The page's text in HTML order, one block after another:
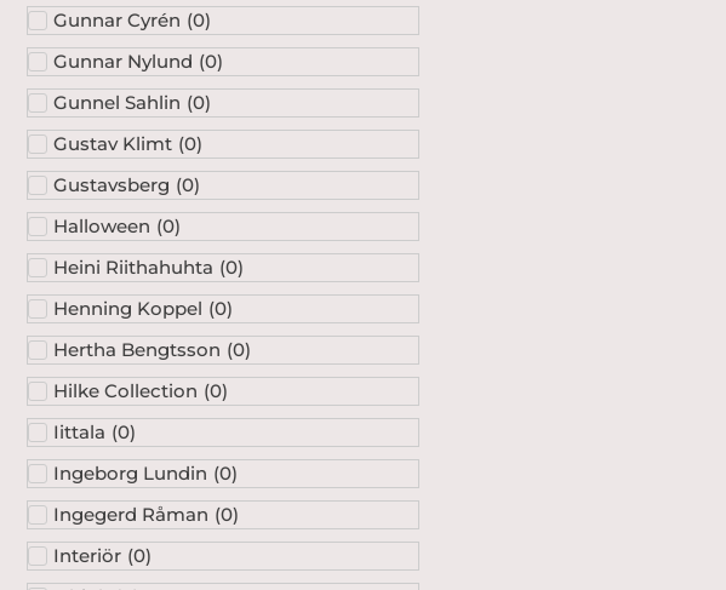
Gunnar Cyrén (0)
Gunnar Nylund (0)
Gunnel Sahlin (0)
Gustav Klimt (0)
Gustavsberg (0)
Halloween (0)
Heini Riithahuhta (0)
Henning Koppel (0)
Hertha Bengtsson (0)
Hilke Collection (0)
Iittala (0)
Ingeborg Lundin (0)
Ingegerd Råman (0)
Interiör (0)